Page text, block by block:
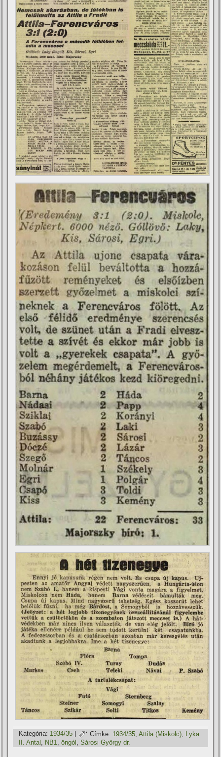
Kategória: 1934/35 | Címke: 1934/35 ,Attila (Miskolc)
Lyka
II. Antal , NB1,öngól ,Sárosi György dr.